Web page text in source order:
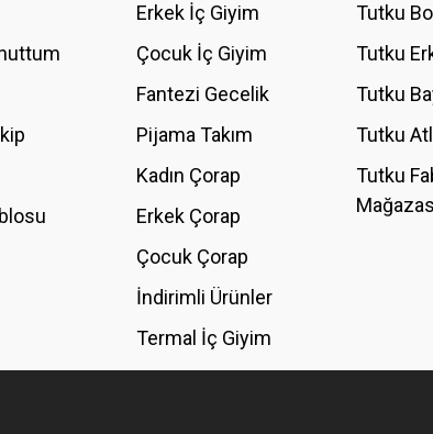
Erkek İç Giyim
Çocuk İç Giyim
Fantezi Gecelik
Pijama Takım
Kadın Çorap
Erkek Çorap
Çocuk Çorap
İndirimli Ürünler
Termal İç Giyim
Tutku
Tutku
Tutku
Tutku
Tutku